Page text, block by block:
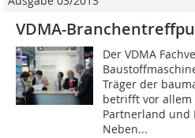
VDMA-
Der VDMA
Träger der
betrifft vor allem
Partnerland und
Neben...